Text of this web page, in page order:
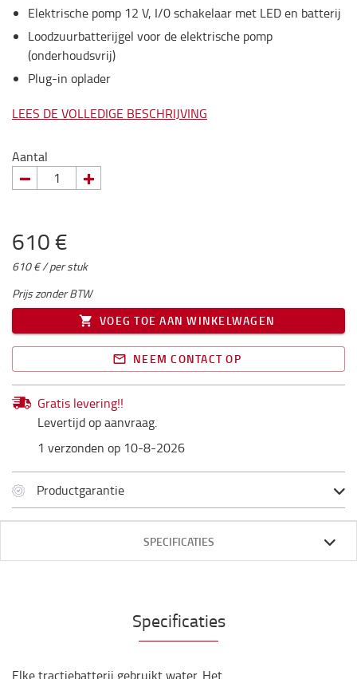
Elektrische pomp 12 V, I/0 schakelaar met LED en batterij
Loodzuurbatterijgel voor de elektrische pomp
(onderhoudsvrij)
Plug-in oplader
LEES DE VOLLEDIGE BESCHRIJVING
Aantal
610 €
610 € / per stuk
Prijs zonder BTW
VOEG TOE AAN WINKELWAGEN
NEEM CONTACT OP
Gratis levering!!
Levertijd op aanvraag.
1 verzonden op 10-8-2026
Productgarantie
SPECIFICATIES
Specificaties
Elke tractiebatterij gebruikt water. Het